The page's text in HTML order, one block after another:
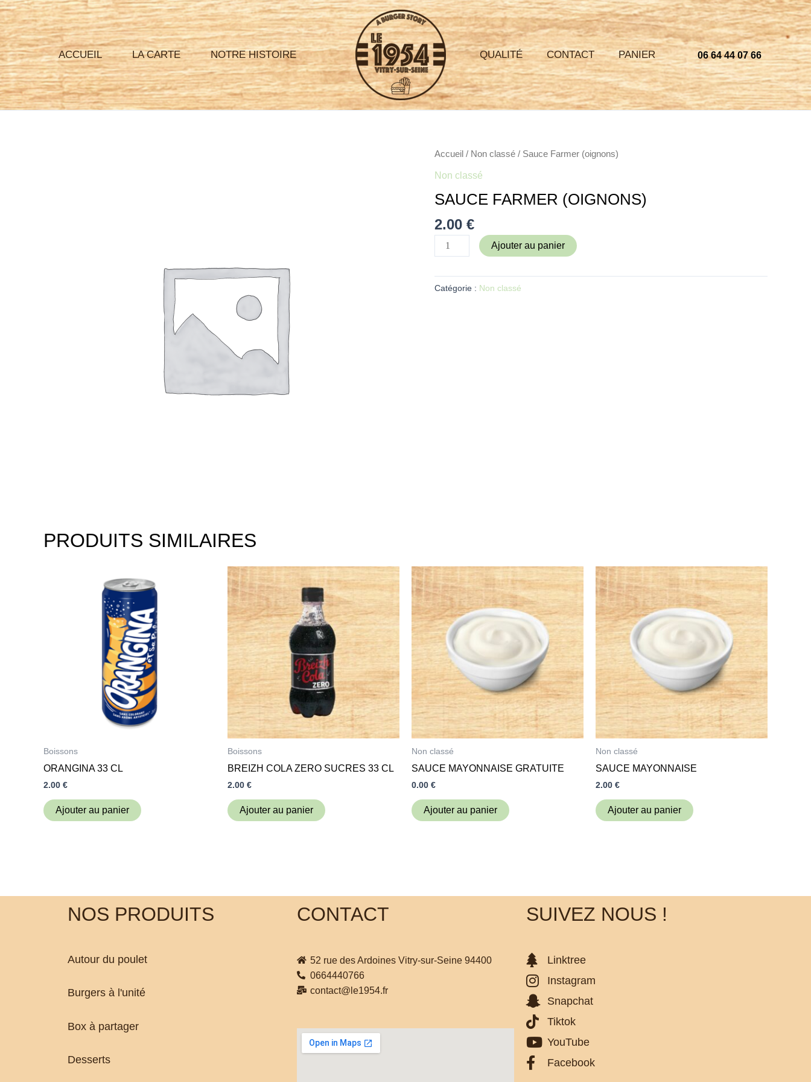
Aller
au
contenu
ACCUEIL LA CARTE NOTRE HISTOIRE QUALITÉ CONTACT PANIER 06 64 44 07 66
Accueil / Non classé / Sauce Farmer (oignons)
Non classé
SAUCE FARMER (OIGNONS)
2.00 €
quantité
Farmer
Ajouter au panier
Catégorie : Non classé
PRODUITS SIMILAIRES
Boissons
ORANGINA 33 CL
2.00 €
Ajouter au panier
Boissons
BREIZH COLA ZERO SUCRES 33 CL
2.00 €
Ajouter au panier
Non classé
SAUCE MAYONNAISE GRATUITE
0.00 €
Ajouter au panier
Non classé
SAUCE MAYONNAISE
2.00 €
Ajouter au panier
NOS PRODUITS
Autour du poulet
Burgers à l'unité
Box à partager
Desserts
CONTACT
52 rue des Ardoines Vitry-sur-Seine 94400
0664440766
contact@le1954.fr
SUIVEZ NOUS !
Linktree
Instagram
Snapchat
Tiktok
YouTube
Facebook